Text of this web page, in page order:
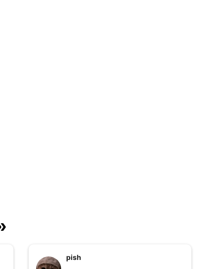
pish